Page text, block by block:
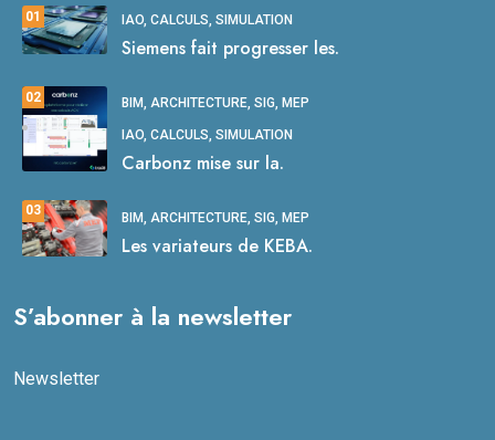
01 IAO, CALCULS, SIMULATION
Siemens fait progresser les.
02 BIM, ARCHITECTURE, SIG, MEP
IAO, CALCULS, SIMULATION
Carbonz mise sur la.
03 BIM, ARCHITECTURE, SIG, MEP
Les variateurs de KEBA.
S’abonner à la newsletter
Newsletter